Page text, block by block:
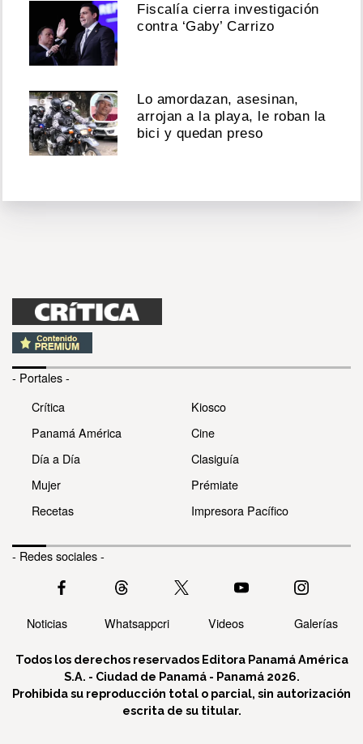
Fiscalía cierra investigación
contra ‘Gaby’ Carrizo
Lo amordazan, asesinan,
arrojan a la playa, le roban la
bici y quedan preso
- Portales -
Crítica
Panamá América
Día a Día
Mujer
Recetas
Kiosco
Cine
Clasiguía
Prémiate
Impresora Pacífico
- Redes sociales -
Noticias Whatsappcri Videos Galerías
Todos los derechos reservados Editora Panamá América
S.A. - Ciudad de Panamá - Panamá 2026.
Prohibida su reproducción total o parcial, sin autorización
escrita de su titular.